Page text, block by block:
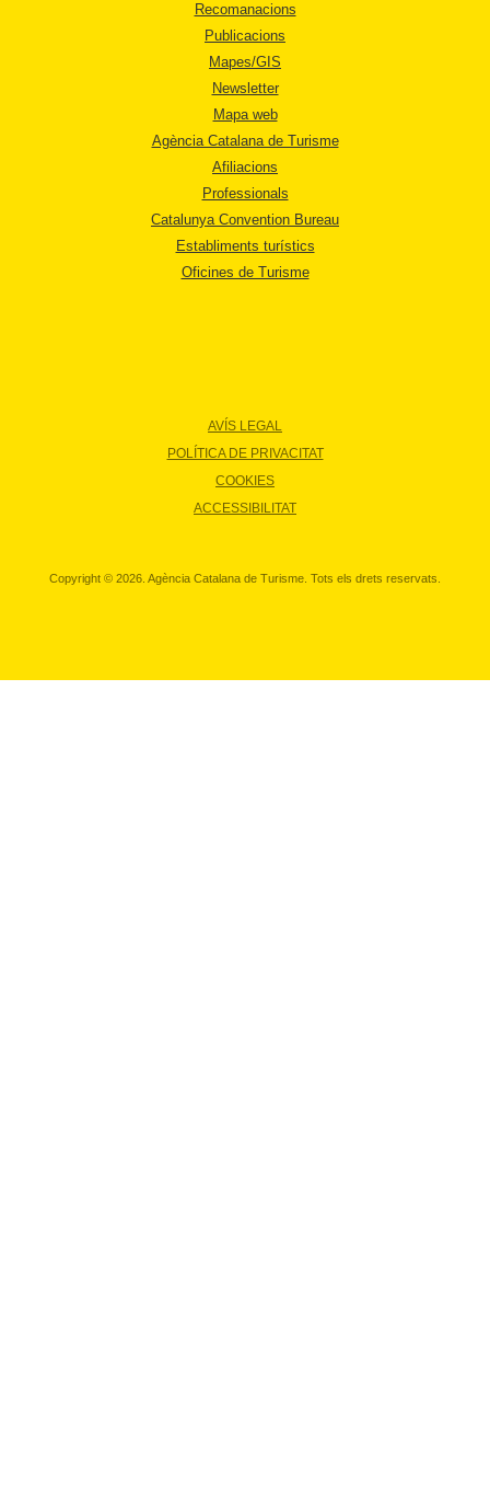
Recomanacions
Publicacions
Mapes/GIS
Newsletter
Mapa web
Agència Catalana de Turisme
Afiliacions
Professionals
Catalunya Convention Bureau
Establiments turístics
Oficines de Turisme
AVÍS LEGAL
POLÍTICA DE PRIVACITAT
COOKIES
ACCESSIBILITAT
Copyright © 2026. Agència Catalana de Turisme. Tots els drets reservats.